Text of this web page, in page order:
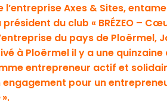
Axes & Sites, entame
du club « BRÉZEO –
du pays de Ploërmel,
à Ploërmel il y a une quinzaine
entrepreneur actif et
pour un
».